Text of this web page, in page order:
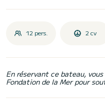
12 pers. 2 cv
En réservant ce bateau,
Fondation de la Mer pour